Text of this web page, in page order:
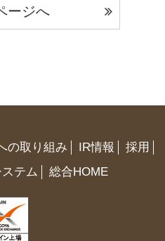
ージへ
の取り組み IR情報
採用
ステム 総合HOME